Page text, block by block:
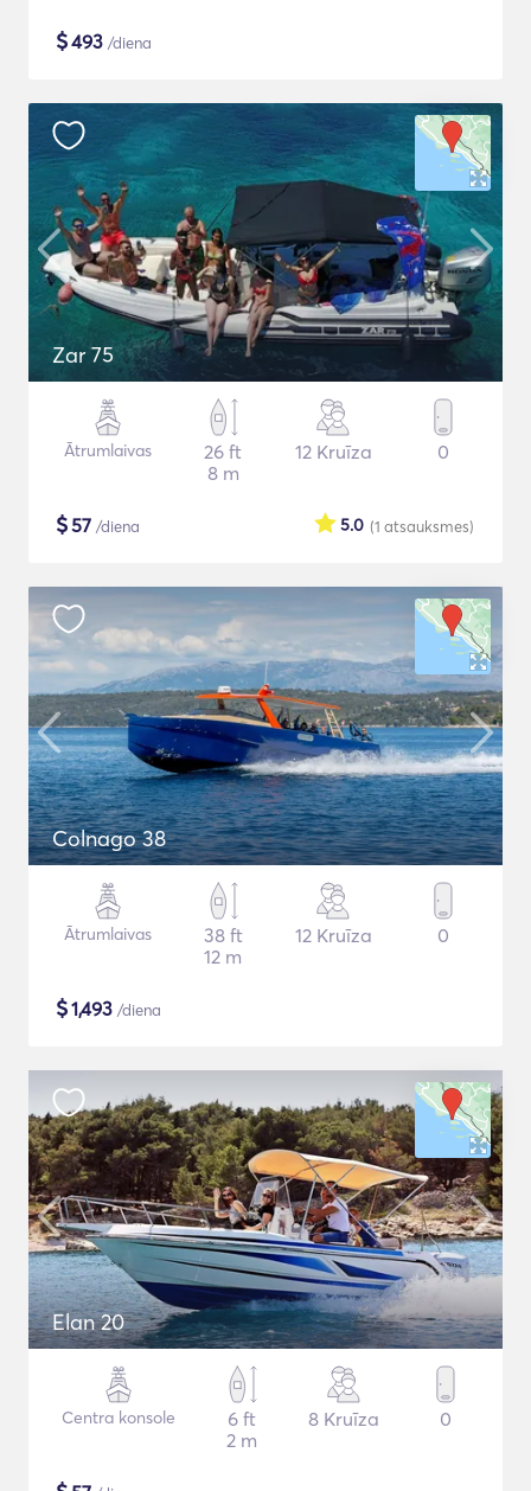
$493 /diena
Zar 75
Ātrumlaivas
26 ft
8 m
12 Kruīza 0
$57 /diena (1 atsauksmes)
5.0
Colnago 38
Ātrumlaivas
38 ft
12 m
12 Kruīza 0
$1,493 /diena
Elan 20
Centra konsole
6 ft
2 m
8 Kruīza 0